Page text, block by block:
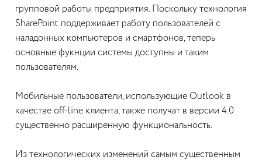
групповой работы предприятия. Поскольку технология
SharePoint поддерживает работу пользователей с
наладонных компьютеров и смартфонов, теперь
основные фукнции системы доступны и таким
пользователям.
Мобильные пользователи, использующие Outlook в
качестве off-line клиента, также получат в версии 4.0
существенно расширенную функциональность.
Из технологических изменений самым существенным